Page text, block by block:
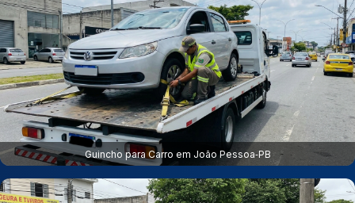
Guincho para Carro em João Pessoa‑PB